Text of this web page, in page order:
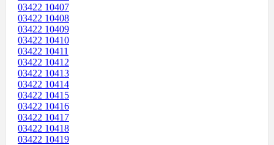
03422 10407
03422 10408
03422 10409
03422 10410
03422 10411
03422 10412
03422 10413
03422 10414
03422 10415
03422 10416
03422 10417
03422 10418
03422 10419